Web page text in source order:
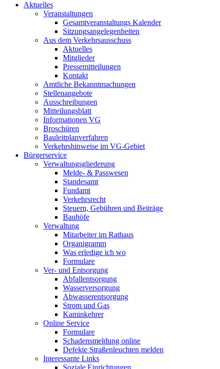
Aktuelles
Veranstaltungen
Gesamtveranstaltungs Kalender
Sitzungsangelegenheiten
Aus dem Verkehrsausschuss
Aktuelles
Mitglieder
Pressemitteilungen
Kontakt
Amtliche Bekanntmachungen
Stellenangebote
Ausschreibungen
Mitteilungsblatt
Informationen VG
Broschüren
Bauleitplanverfahren
Verkehrshinweise im VG-Gebiet
Bürgerservice
Verwaltungsgliederung
Melde- & Passwesen
Standesamt
Fundamt
Verkehrsrecht
Steuern, Gebühren und Beiträge
Bauhöfe
Verwaltung
Mitarbeiter im Rathaus
Organigramm
Was erledige ich wo
Formulare
Ver- und Entsorgung
Abfallentsorgung
Wasserversorgung
Abwasserentsorgung
Strom und Gas
Kaminkehrer
Online Service
Formulare
Schadensmeldung online
Defekte Straßenleuchten melden
Interessante Links
Soziale Einrichtungen